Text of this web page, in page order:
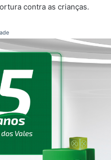
contra as crianças.